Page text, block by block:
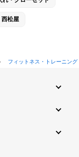
西松屋
フィットネス・トレーニング